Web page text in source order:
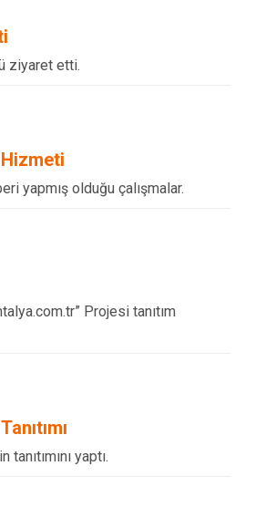
ziyaret etti.
yapmış olduğu çalışmalar.
Projesi tanıtım
yaptı.